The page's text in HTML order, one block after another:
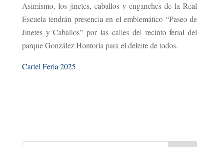
Asimismo, los jinetes, caballos y enganches de la Real
Escuela tendrán presencia en el emblemático “Paseo de
Jinetes y Caballos” por las calles del recinto ferial del
parque González Hontoria para el deleite de todos.
Cartel Feria 2025